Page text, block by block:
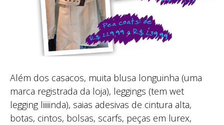
Além dos casacos, muita blusa longuinha (uma
marca registrada da loja), leggings (tem wet
legging liiiiinda), saias adesivas de cintura alta,
botas, cintos, bolsas, scarfs, peças em lurex,